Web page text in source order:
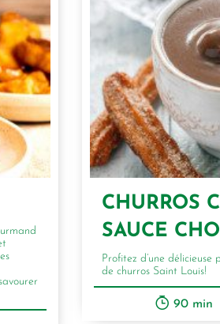
CHURROS
SAUCE
Profitez d’une
de churros Saint Louis!
90 min